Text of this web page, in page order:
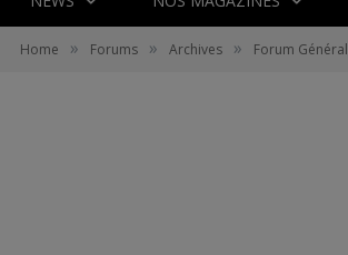
Home » Forums » Archives » Forum Général